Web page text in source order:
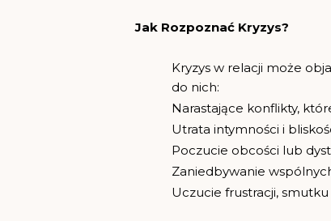
Jak Rozpoznać Kryzys?
Kryzys w relacji może
do nich:
Narastające konflikty,
Utrata intymności i
Poczucie obcości lub
Zaniedbywanie
Uczucie frustracji,